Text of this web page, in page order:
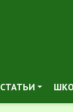
СТАТЬИ